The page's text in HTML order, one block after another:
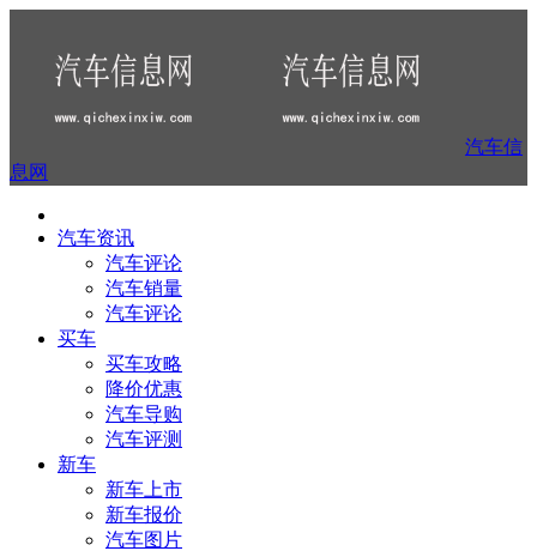
汽车信
息网
汽车资讯
汽车评论
汽车销量
汽车评论
买车
买车攻略
降价优惠
汽车导购
汽车评测
新车
新车上市
新车报价
汽车图片